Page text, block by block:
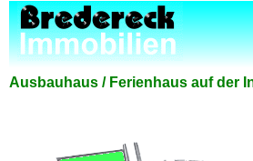
Ausbauhaus / Ferienhaus auf der